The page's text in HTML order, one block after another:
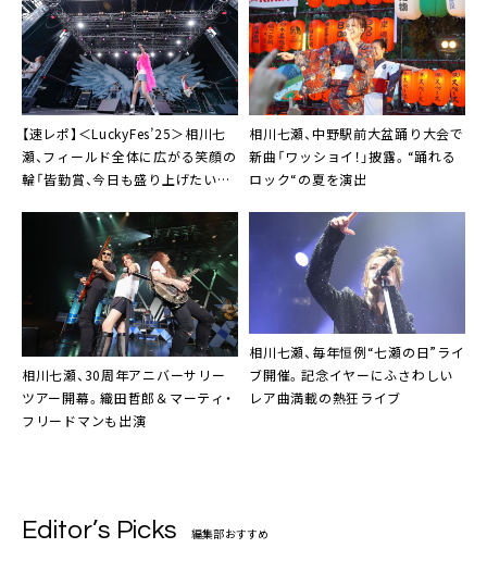
【速レポ】＜LuckyFes’25＞相川七
瀬、フィールド全体に広がる笑顔の
輪「皆勤賞、今日も盛り上げたいと
相川七瀬、中野駅前大盆踊り大会で
新曲「ワッショイ！」披露。“踊れる
ロック“の夏を演出
相川七瀬、30周年アニバーサリー
ツアー開幕。織田哲郎＆マーティ・
フリードマンも出演
相川七瀬、毎年恒例“七瀬の日”ライ
ブ開催。記念イヤーにふさわしい
レア曲満載の熱狂ライブ
Editor’s Picks 編集部おすすめ